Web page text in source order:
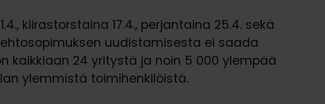
kiirastorstaina 17.4., perjantaina 25.4. sekä
uudistamisesta ei saada
kaikkiaan 24 yritystä ja noin 5 000 ylempää
ylemmistä toimihenkilöistä.